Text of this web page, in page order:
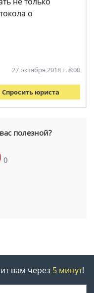
о
27 октября 2018 г. 8:00
Спросить юриста
полезной?
0
вам через 5 минут!